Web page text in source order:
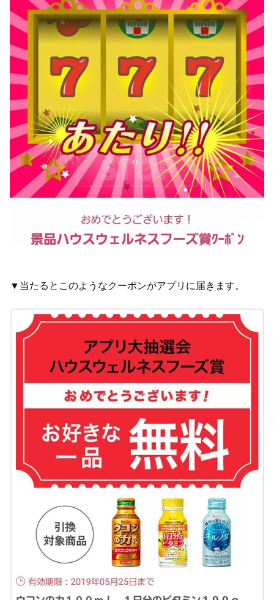
▼当たるとこのようなクーポンがアプリに届きます。